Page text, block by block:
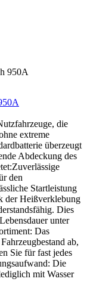
die
extreme
überzeugt
Abdeckung des
den
Startleistung
der Heißverklebung
Dies
unter
Das
ab,
Sie für fast jedes
Die
mit Wasser